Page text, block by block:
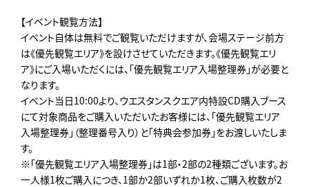
【イベント観覧方法】
イベント自体は無料でご観覧いただけますが、会場ステージ前方
は《優先観覧エリア》を設けさせていただきます。《優先観覧エリ
ア》にご入場いただくには、「優先観覧エリア入場整理券」が必要と
なります。
イベント当日10:00より、ウエスタンスクエア内特設CD購入ブース
にて対象商品をご購入いただいたお客様には、「優先観覧エリア
入場整理券」（整理番号入り）と「特典会参加券」をお渡しいたしま
す。
※「優先観覧エリア入場整理券」は1部・2部の2種類ございます。お
一人様1枚ご購入につき、1部か2部いずれか1枚、ご購入枚数が2